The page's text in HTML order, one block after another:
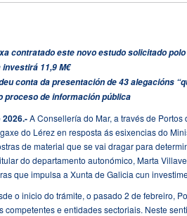
contratado este novo estudo solicitado
investirá 11,9 M€
conta da presentación de 43 alegacións
proceso de información pública
2026.-A Consellería do Mar, a través de
do Lérez en resposta ás esixencias do
de material que se vai dragar para
do departamento autonómico, Marta
que impulsa a Xunta de Galicia cun
o inicio do trámite, o pasado 2 de febreiro,
competentes e entidades sectoriais. Neste